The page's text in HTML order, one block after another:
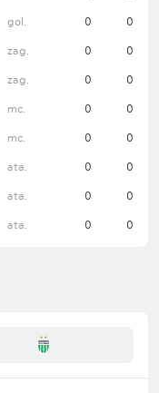
gol. 0 0
zag. 0 0
zag. 0 0
mc. 0 0
mc. 0 0
ata. 0 0
ata. 0 0
ata. 0 0